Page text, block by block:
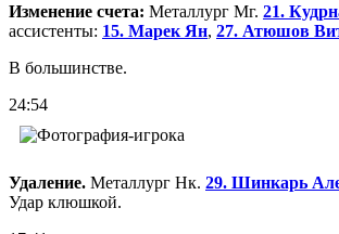
Изменение счета: Металлург Мг. 21.
ассистенты: 15. Марек Ян, 27. Атюшов
В большинстве.
24:54
Удаление. Металлург Нк. 29. Шинкарь
Удар клюшкой.